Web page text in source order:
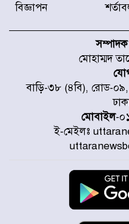
৫
জুলাই
বিজ্ঞাপন
মোহাম্মদ
বাড়ি-৩৮ (৪বি), রোড-০৯,
মোবাইল-
ই-মেইলঃ